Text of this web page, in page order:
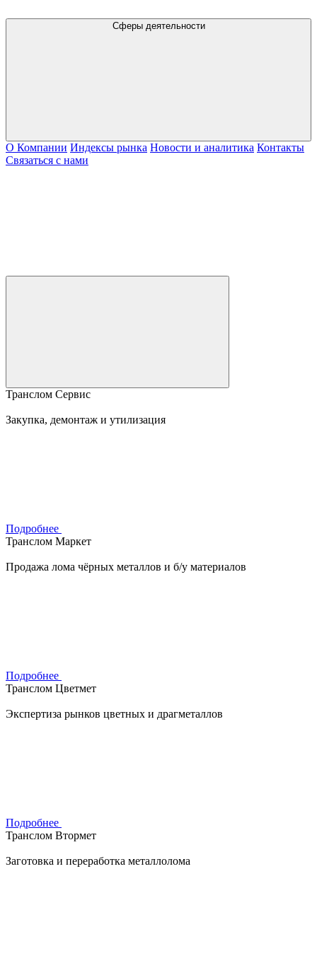
Сферы деятельности
О Компании Индексы рынка Новости и аналитика Контакты
Связаться с нами
Транслом Сервис
Закупка, демонтаж и утилизация
Подробнее
Транслом Маркет
Продажа лома чёрных металлов и б/у материалов
Подробнее
Транслом Цветмет
Экспертиза рынков цветных и драгметаллов
Подробнее
Транслом Втормет
Заготовка и переработка металлолома